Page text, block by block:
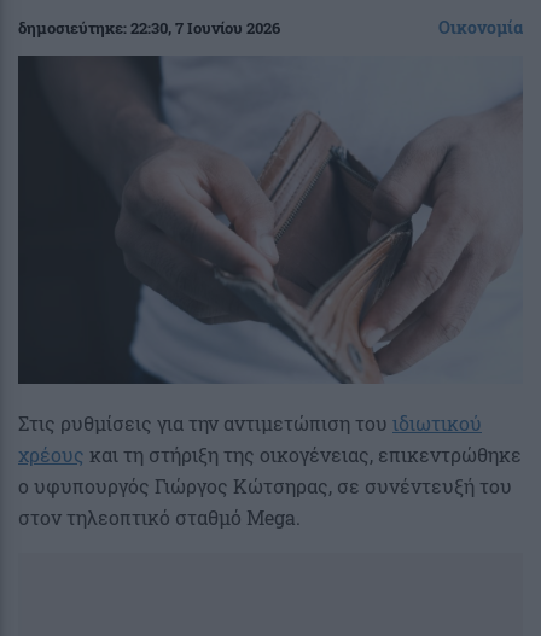
δημοσιεύτηκε:22:30, 7 Ιουνίου 2026 Οικονομία
Στις ρυθμίσεις για την αντιμετώπιση του ιδιωτικού
χρέους και τη στήριξη της οικογένειας, επικεντρώθηκε
ο υφυπουργός Γιώργος Κώτσηρας, σε συνέντευξή του
στον τηλεοπτικό σταθμό Mega.